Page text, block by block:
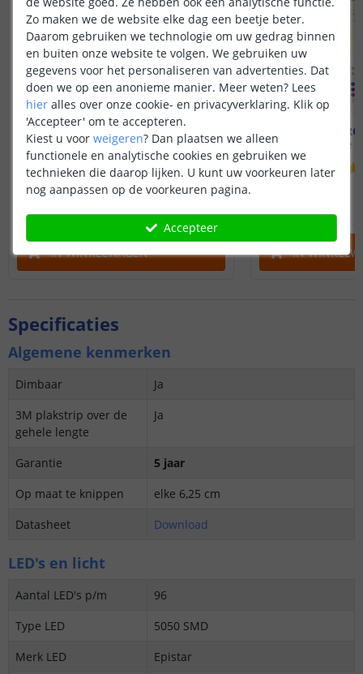
PRO | Warm wit led strip
Complete set | 1 meter
(64 reviews
95
IN WINKELWAGEN
PRO |
Complete
IN
Specificaties
Algemene kenmerken
Dimbaar
Ja
3M plakstrip over de
gehele lengte
Ja
Garantie
5 jaar
Op maat te knippen
elke 6,25 cm
Datasheet
Download
LED's en licht
Aantal LED's p/m
96
Type LED
5050 SMD
Merk LED
Epistar
Zo maken we de website elke dag een beetje beter.
Daarom gebruiken we technologie om uw gedrag binnen
en buiten onze website te volgen. We gebruiken uw
gegevens voor het personaliseren van advertenties. Dat
doen we op een anonieme manier. Meer weten? Lees
hier alles over onze cookie- en privacyverklaring. Klik op
'Accepteer' om te accepteren.
Kiest u voor weigeren? Dan plaatsen we alleen
functionele en analytische cookies en gebruiken we
technieken die daarop lijken. U kunt uw voorkeuren later
nog aanpassen op de voorkeuren pagina.
Accepteer